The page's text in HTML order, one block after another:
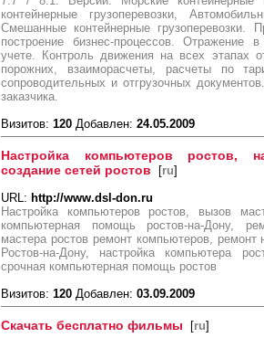
контейнерные грузоперевозки,
Смешанные контейнерные грузоперевозки.
построение бизнес-процессов. Отражение
учете. Контроль движения на всех этапах
порожних, взаиморасчеты, расчеты по
сопроводительных и отгрузочных
заказчика.
Визитов: 120 Добавлен: 24.05.2009
Настройка компьютеров ростов,
создание сетей ростов [ru]
URL: http://www.dsl-don.ru
Настройка компьютеров ростов, вызов
компьютерная помощь ростов-на-Дону,
мастера ростов ремонт компьютеров, ремонт
Ростов-на-Дону, настройка компьютера
срочная компьютерная помощь ростов
Визитов: 120 Добавлен: 03.09.2009
Скачать бесплатно фильмы [ru]